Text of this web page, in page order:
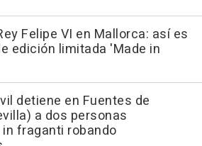
Felipe VI en Mallorca: así es
edición limitada 'Made in
detiene en Fuentes de
a dos personas
fraganti robando